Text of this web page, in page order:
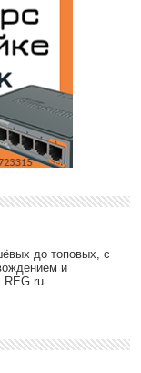
до топовых, с
и
REG.ru